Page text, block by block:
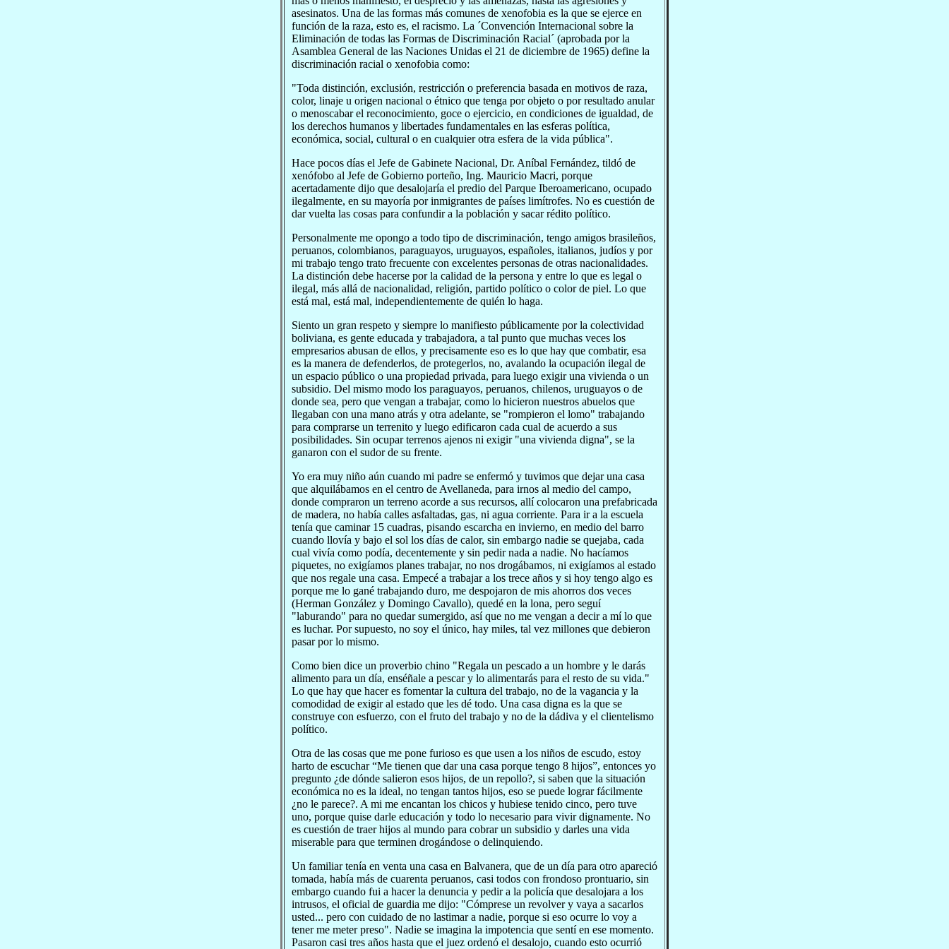
asesinatos. Una de las formas más comunes de xenofobia es la que se ejerce en
función de la raza, esto es, el racismo. La ´Convención Internacional sobre la
Eliminación de todas las Formas de Discriminación Racial´ (aprobada por la
Asamblea General de las Naciones Unidas el 21 de diciembre de 1965) define la
discriminación racial o xenofobia como:
"Toda distinción, exclusión, restricción o preferencia basada en motivos de raza,
color, linaje u origen nacional o étnico que tenga por objeto o por resultado anular
o menoscabar el reconocimiento, goce o ejercicio, en condiciones de igualdad, de
los derechos humanos y libertades fundamentales en las esferas política,
económica, social, cultural o en cualquier otra esfera de la vida pública".
Hace pocos días el Jefe de Gabinete Nacional, Dr. Aníbal Fernández, tildó de
xenófobo al Jefe de Gobierno porteño, Ing. Mauricio Macri, porque
acertadamente dijo que desalojaría el predio del Parque Iberoamericano, ocupado
ilegalmente, en su mayoría por inmigrantes de países limítrofes. No es cuestión de
dar vuelta las cosas para confundir a la población y sacar rédito político.
Personalmente me opongo a todo tipo de discriminación, tengo amigos brasileños,
peruanos, colombianos, paraguayos, uruguayos, españoles, italianos, judíos y por
mi trabajo tengo trato frecuente con excelentes personas de otras nacionalidades.
La distinción debe hacerse por la calidad de la persona y entre lo que es legal o
ilegal, más allá de nacionalidad, religión, partido político o color de piel. Lo que
está mal, está mal, independientemente de quién lo haga.
Siento un gran respeto y siempre lo manifiesto públicamente por la colectividad
boliviana, es gente educada y trabajadora, a tal punto que muchas veces los
empresarios abusan de ellos, y precisamente eso es lo que hay que combatir, esa
es la manera de defenderlos, de protegerlos, no, avalando la ocupación ilegal de
un espacio público o una propiedad privada, para luego exigir una vivienda o un
subsidio. Del mismo modo los paraguayos, peruanos, chilenos, uruguayos o de
donde sea, pero que vengan a trabajar, como lo hicieron nuestros abuelos que
llegaban con una mano atrás y otra adelante, se "rompieron el lomo" trabajando
para comprarse un terrenito y luego edificaron cada cual de acuerdo a sus
posibilidades. Sin ocupar terrenos ajenos ni exigir "una vivienda digna", se la
ganaron con el sudor de su frente.
Yo era muy niño aún cuando mi padre se enfermó y tuvimos que dejar una casa
que alquilábamos en el centro de Avellaneda, para irnos al medio del campo,
donde compraron un terreno acorde a sus recursos, allí colocaron una prefabricada
de madera, no había calles asfaltadas, gas, ni agua corriente. Para ir a la escuela
tenía que caminar 15 cuadras, pisando escarcha en invierno, en medio del barro
cuando llovía y bajo el sol los días de calor, sin embargo nadie se quejaba, cada
cual vivía como podía, decentemente y sin pedir nada a nadie. No hacíamos
piquetes, no exigíamos planes trabajar, no nos drogábamos, ni exigíamos al estado
que nos regale una casa. Empecé a trabajar a los trece años y si hoy tengo algo es
porque me lo gané trabajando duro, me despojaron de mis ahorros dos veces
(Herman González y Domingo Cavallo), quedé en la lona, pero seguí
"laburando" para no quedar sumergido, así que no me vengan a decir a mí lo que
es luchar. Por supuesto, no soy el único, hay miles, tal vez millones que debieron
pasar por lo mismo.
Como bien dice un proverbio chino "Regala un pescado a un hombre y le darás
alimento para un día, enséñale a pescar y lo alimentarás para el resto de su vida."
Lo que hay que hacer es fomentar la cultura del trabajo, no de la vagancia y la
comodidad de exigir al estado que les dé todo. Una casa digna es la que se
construye con esfuerzo, con el fruto del trabajo y no de la dádiva y el clientelismo
político.
Otra de las cosas que me pone furioso es que usen a los niños de escudo, estoy
harto de escuchar “Me tienen que dar una casa porque tengo 8 hijos”, entonces yo
pregunto ¿de dónde salieron esos hijos, de un repollo?, si saben que la situación
económica no es la ideal, no tengan tantos hijos, eso se puede lograr fácilmente
¿no le parece?. A mi me encantan los chicos y hubiese tenido cinco, pero tuve
uno, porque quise darle educación y todo lo necesario para vivir dignamente. No
es cuestión de traer hijos al mundo para cobrar un subsidio y darles una vida
miserable para que terminen drogándose o delinquiendo.
Un familiar tenía en venta una casa en Balvanera, que de un día para otro apareció
tomada, había más de cuarenta peruanos, casi todos con frondoso prontuario, sin
embargo cuando fui a hacer la denuncia y pedir a la policía que desalojara a los
intrusos, el oficial de guardia me dijo: "Cómprese un revolver y vaya a sacarlos
usted... pero con cuidado de no lastimar a nadie, porque si eso ocurre lo voy a
tener me meter preso". Nadie se imagina la impotencia que sentí en ese momento.
Pasaron casi tres años hasta que el juez ordenó el desalojo, cuando esto ocurrió